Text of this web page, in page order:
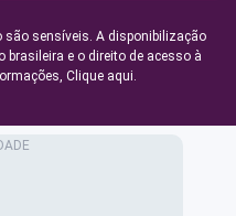
são sensíveis. A disponibilização
e o direito de acesso à
Clique aqui.